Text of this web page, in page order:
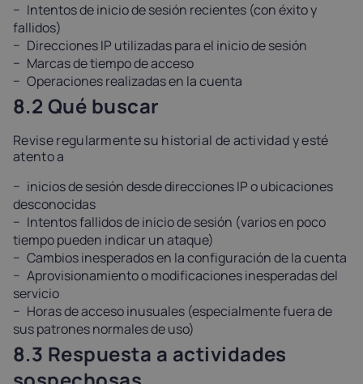
Intentos de inicio de sesión recientes (con éxito y
fallidos)
Direcciones IP utilizadas para el inicio de sesión
Marcas de tiempo de acceso
Operaciones realizadas en la cuenta
8.2 Qué buscar
Revise regularmente su historial de actividad y esté
atento a
inicios de sesión desde direcciones IP o ubicaciones
desconocidas
Intentos fallidos de inicio de sesión (varios en poco
tiempo pueden indicar un ataque)
Cambios inesperados en la configuración de la cuenta
Aprovisionamiento o modificaciones inesperadas del
servicio
Horas de acceso inusuales (especialmente fuera de
sus patrones normales de uso)
8.3 Respuesta a actividades